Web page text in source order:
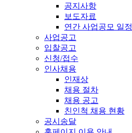
공지사항
보도자료
연간 사업공모 일정
사업공고
입찰공고
신청/접수
인사채용
인재상
채용 절차
채용 공고
친인척 채용 현황
공시송달